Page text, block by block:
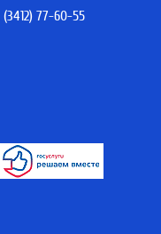
(3412) 77-60-55